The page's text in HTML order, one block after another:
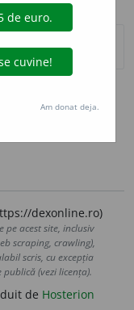
dexonline.ro)
acest site, inclusiv
scraping, crawling),
scris, cu excepția
(vezi licența).
de Hosterion
Am donat deja.